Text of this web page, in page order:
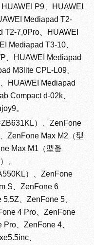
P9、HUAWEI
Mediapad T2-
T2-7,0Pro、HUAWEI
Mediapad T3-10、
、HUAWEI Mediapad
M3lite CPL-L09、
HUAWEI Mediapad
Compact d-02k、
。
）、ZenFone
ZenFone Max M2（型
Max M1（型番
、
）、ZenFone
S、ZenFone 6
、ZenFone 5、
4 Pro、ZenFone
、ZenFone 4、
、